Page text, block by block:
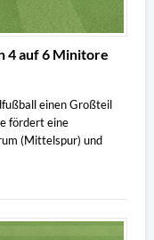
4 auf 6 Minitore
einen Großteil
fördert eine
(Mittelspur) und